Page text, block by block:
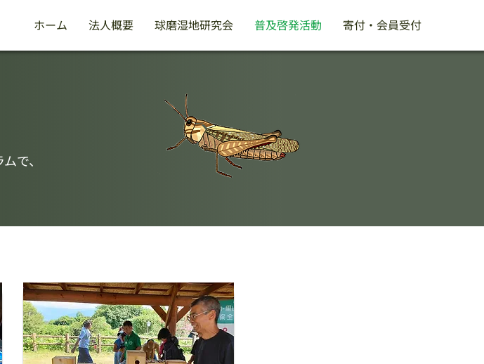
ホーム 法人概要 球磨湿地研究会 普及啓発活動 寄付・会員受付
で、